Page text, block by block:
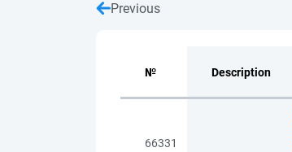
Previous
№ Description
66331